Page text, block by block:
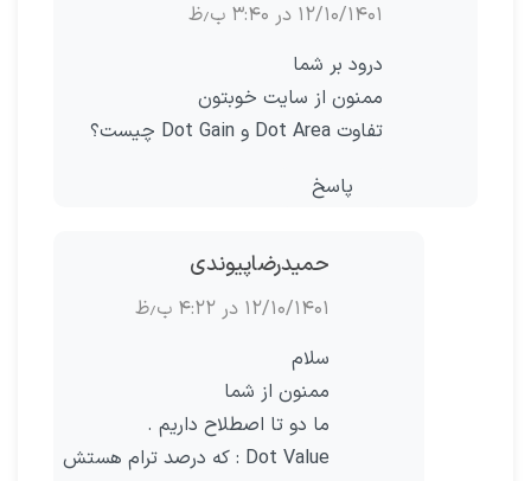
۱۲/۱۰/۱۴۰۱ در ۳:۴۰ ب٫ظ
درود بر شما
ممنون از سایت خوبتون
تفاوت Dot Area و Dot Gain چیست؟
پاسخ
حمیدرضاپیوندی
۱۲/۱۰/۱۴۰۱ در ۴:۲۲ ب٫ظ
سلام
ممنون از شما
ما دو تا اصطلاح داریم .
Dot Value : که درصد ترام هستش